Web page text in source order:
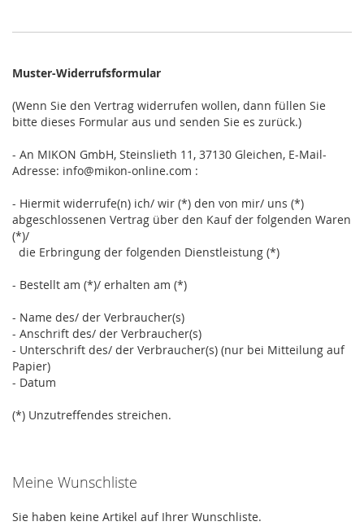
Muster-Widerrufsformular
(Wenn Sie den Vertrag widerrufen wollen, dann füllen Sie
bitte dieses Formular aus und senden Sie es zurück.)
- An MIKON GmbH, Steinslieth 11, 37130 Gleichen, E-Mail-
Adresse: info@mikon-online.com :
- Hiermit widerrufe(n) ich/ wir (*) den von mir/ uns (*)
abgeschlossenen Vertrag über den Kauf der folgenden Waren
(*)/
die Erbringung der folgenden Dienstleistung (*)
- Bestellt am (*)/ erhalten am (*)
- Name des/ der Verbraucher(s)
- Anschrift des/ der Verbraucher(s)
- Unterschrift des/ der Verbraucher(s) (nur bei Mitteilung auf
Papier)
- Datum
(*) Unzutreffendes streichen.
Meine Wunschliste
Sie haben keine Artikel auf Ihrer Wunschliste.